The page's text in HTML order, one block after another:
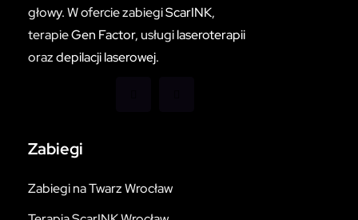
głowy. W ofercie zabiegiScarINK,
terapieGen Factor, usługilaseroterapii
orazdepilacji laserowej.
Zabiegi
Zabiegi na Twarz Wrocław